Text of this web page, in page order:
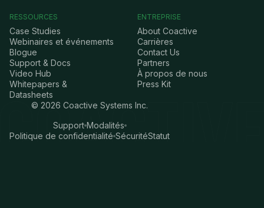
RESSOURCES
Case Studies
Webinaires et événements
Blogue
Support & Docs
Video Hub
Whitepapers &
Datasheets
ENTREPRISE
About Coactive
Carrières
Contact Us
Partners
À propos de nous
Press Kit
© 2026 Coactive Systems Inc.
Support Modalités
Politique de confidentialité SécuritéStatut